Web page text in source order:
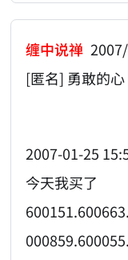
缠中说禅
[匿名] 勇敢的心
2007-01-25
今天我买了